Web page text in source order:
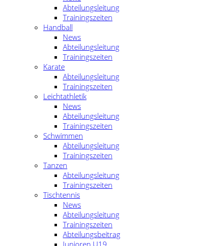
Abteilungsleitung
Trainingszeiten
Handball
News
Abteilungsleitung
Trainingszeiten
Karate
Abteilungsleitung
Trainingszeiten
Leichtathletik
News
Abteilungsleitung
Trainingszeiten
Schwimmen
Abteilungsleitung
Trainingszeiten
Tanzen
Abteilungsleitung
Trainingszeiten
Tischtennis
News
Abteilungsleitung
Trainingszeiten
Abteilungsbeitrag
Junioren U19